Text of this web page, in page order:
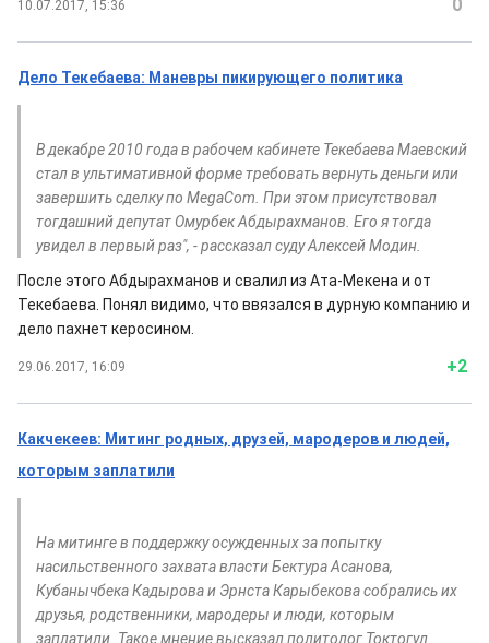
10.07.2017, 15:36 0
Дело Текебаева: Маневры пикирующего политика
В декабре 2010 года в рабочем кабинете Текебаева Маевский
стал в ультимативной форме требовать вернуть деньги или
завершить сделку по MegaCom. При этом присутствовал
тогдашний депутат Омурбек Абдырахманов. Его я тогда
увидел в первый раз", - рассказал суду Алексей Модин.
После этого Абдырахманов и свалил из Ата-Мекена и от
Текебаева. Понял видимо, что ввязался в дурную компанию и
дело пахнет керосином.
29.06.2017, 16:09 +2
Какчекеев: Митинг родных, друзей, мародеров и людей,
которым заплатили
На митинге в поддержку осужденных за попытку
насильственного захвата власти Бектура Асанова,
Кубанычбека Кадырова и Эрнста Карыбекова собрались их
друзья, родственники, мародеры и люди, которым
заплатили. Такое мнение высказал политолог Токтогул